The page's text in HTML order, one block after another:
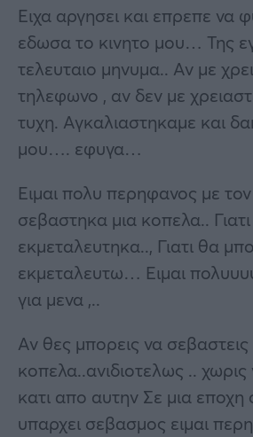
Ειχα αργησει και επρεπε να
εδωσα το κινητο μου… Της
τελευταιο μηνυμα.. Αν με
τηλεφωνο , αν δεν με
τυχη. Αγκαλιαστηκαμε και
μου…. εφυγα…
Ειμαι πολυ περηφανος με
σεβαστηκα μια κοπελα..
εκμεταλευτηκα.., Γιατι θα
εκμεταλευτω… Ειμαι
για μενα ,..
Αν θες μπορεις να
κοπελα..ανιδιοτελως .. χωρις
κατι απο αυτην Σε μια
υπαρχει σεβασμος ειμαι